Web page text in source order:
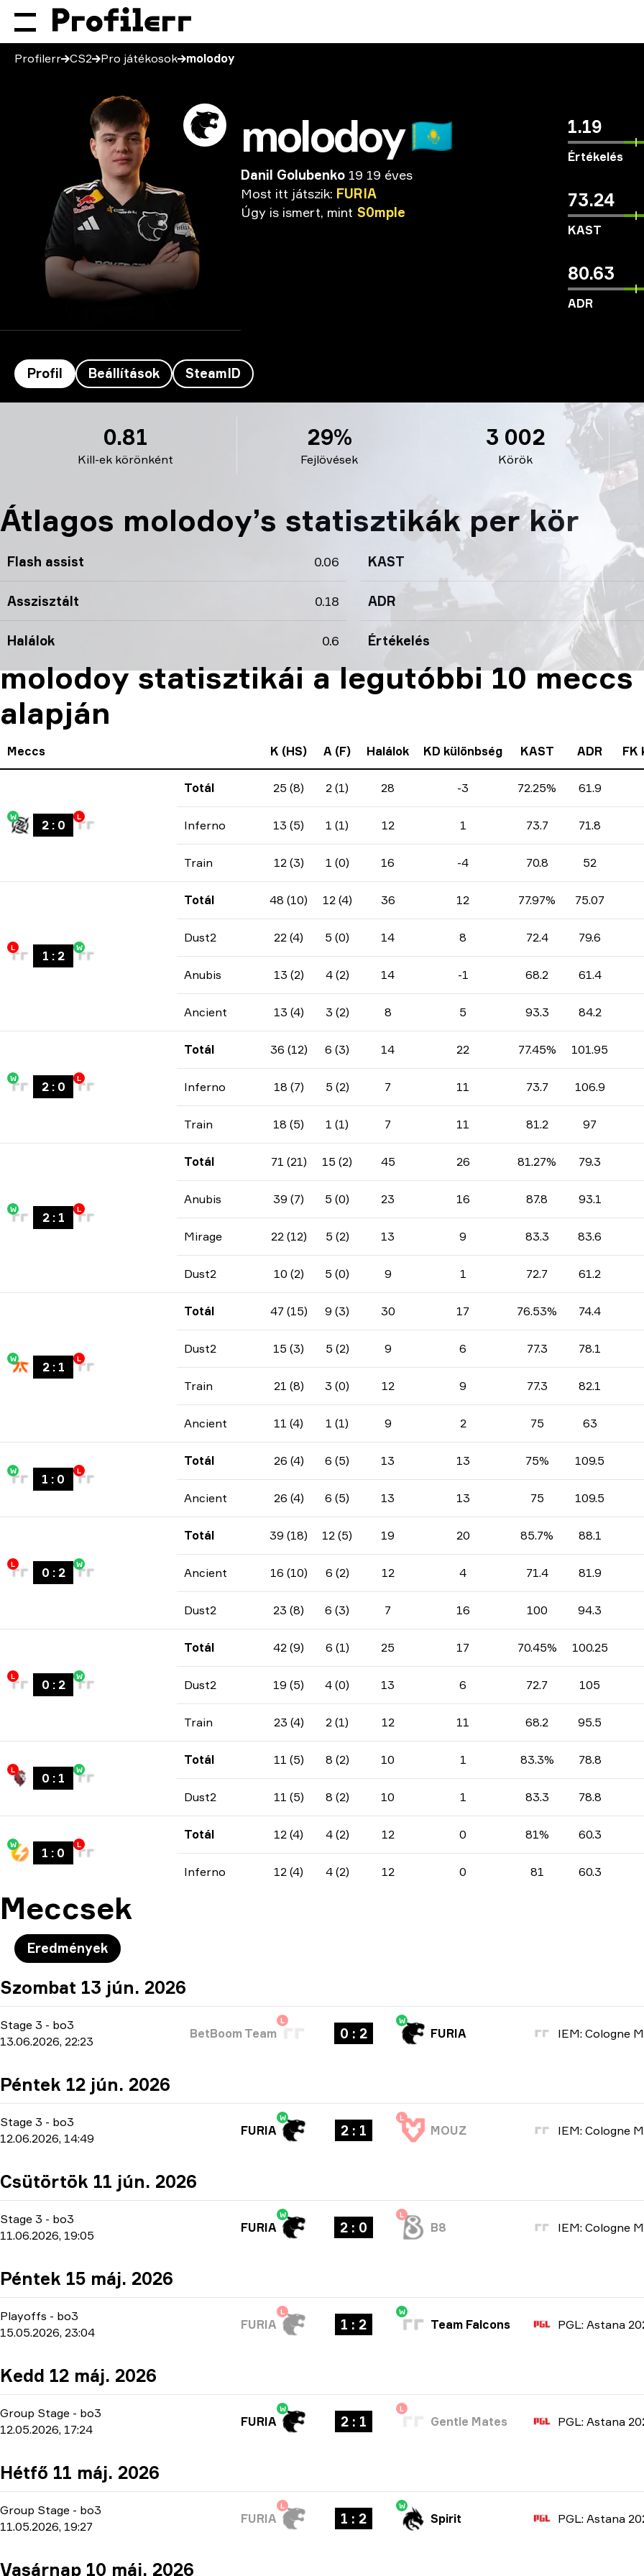
Profilerr CS2 Pro játékosok molodoy
molodoy🇰🇿
Danil Golubenko 19 19 éves
Most itt játszik: FURIA
Úgy is ismert, mint S0mple
1.19
Értékelés
73.24
KAST
80.63
ADR
Profil Beállítások SteamID
Kill-ek körönként
0.81
Fejlövések
29%
Körök
3 002
Átlagos molodoy’s statisztikák per kör
Flash assist 0.06 KAST
Asszisztált 0.18 ADR
Halálok 0.6 Értékelés
molodoy statisztikái a legutóbbi 10 meccs
alapján
Meccs K (HS) A (F) Halálok KD különbség KAST ADR FK
W
2: 0
L
Totál 25 (8) 2 (1) 28 -3 72.25% 61.9
Inferno 13 (5) 1 (1) 12 1 73.7 71.8
Train 12 (3) 1 (0) 16 -4 70.8 52
L
1 : 2
W
Totál 48 (10) 12 (4) 36 12 77.97% 75.07
Dust2 22 (4) 5 (0) 14 8 72.4 79.6
Anubis 13 (2) 4 (2) 14 -1 68.2 61.4
Ancient 13 (4) 3 (2) 8 5 93.3 84.2
W
2: 0
L
Totál 36 (12) 6 (3) 14 22 77.45% 101.95
Inferno 18 (7) 5 (2) 7 11 73.7 106.9
Train 18 (5) 1 (1) 7 11 81.2 97
W
2: 1
L
Totál 71 (21) 15 (2) 45 26 81.27% 79.3
Anubis 39 (7) 5 (0) 23 16 87.8 93.1
Mirage 22 (12) 5 (2) 13 9 83.3 83.6
Dust2 10 (2) 5 (0) 9 1 72.7 61.2
W
2: 1
L
Totál 47 (15) 9 (3) 30 17 76.53% 74.4
Dust2 15 (3) 5 (2) 9 6 77.3 78.1
Train 21 (8) 3 (0) 12 9 77.3 82.1
Ancient 11 (4) 1 (1) 9 2 75 63
W
1 : 0
L
Totál 26 (4) 6 (5) 13 13 75% 109.5
Ancient 26 (4) 6 (5) 13 13 75 109.5
L
0 : 2
W
Totál 39 (18) 12 (5) 19 20 85.7% 88.1
Ancient 16 (10) 6 (2) 12 4 71.4 81.9
Dust2 23 (8) 6 (3) 7 16 100 94.3
L
0 : 2
W
Totál 42 (9) 6 (1) 25 17 70.45% 100.25
Dust2 19 (5) 4 (0) 13 6 72.7 105
Train 23 (4) 2 (1) 12 11 68.2 95.5
L
0 : 1
W
Totál 11 (5) 8 (2) 10 1 83.3% 78.8
Dust2 11 (5) 8 (2) 10 1 83.3 78.8
W
1 : 0
L
Totál 12 (4) 4 (2) 12 0 81% 60.3
Inferno 12 (4) 4 (2) 12 0 81 60.3
Meccsek
Eredmények
Szombat 13 jún. 2026
Stage 3 - bo3
13.06.2026, 22:23
L
BetBoom Team 0 : 2
W
FURIA
Péntek 12 jún. 2026
Stage 3 - bo3
12.06.2026, 14:49
W
FURIA 2 : 1
L
MOUZ
Csütörtök 11 jún. 2026
Stage 3 - bo3
11.06.2026, 19:05
W
FURIA 2 : 0
L
B8
Péntek 15 máj. 2026
Playoffs - bo3
15.05.2026, 23:04
L
FURIA 1 : 2
W
Team Falcons PGL: Astana
Kedd 12 máj. 2026
Group Stage - bo3
12.05.2026, 17:24
W
FURIA 2 : 1
L
Gentle Mates PGL: Astana
Hétfő 11 máj. 2026
Group Stage - bo3
11.05.2026, 19:27
L
FURIA 1 : 2
W
Spirit PGL: Astana
Vasárnap 10 máj. 2026